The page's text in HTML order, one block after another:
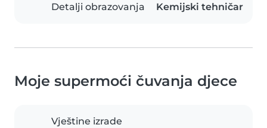
Detalji obrazovanja Kemijski tehničar
Moje supermoći čuvanja djece
Vještine izrade